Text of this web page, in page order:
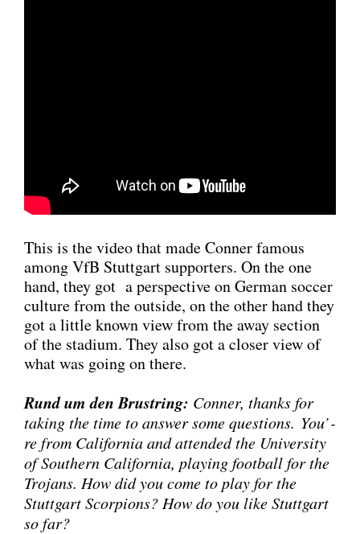
This is the video that made Con­ner famous
among VfB Stutt­gart sup­port­ers. On the one
hand, they got a per­spec­ti­ve on Ger­man soc­cer
cul­tu­re from the out­side, on the other hand they
got a litt­le known view from the away sec­tion
of the sta­di­um. They also got a clo­ser view of
what was going on the­re.
Rund um den Brust­ring: Con­ner, thanks for
taking the time to ans­wer some ques­ti­ons. You’­
re from Cali­for­nia and atten­ded the Uni­ver­si­ty
of Sou­thern Cali­for­nia, play­ing foot­ball for the
Tro­jans. How did you come to play for the
Stutt­gart Scor­pi­ons? How do you like Stutt­gart
so far?